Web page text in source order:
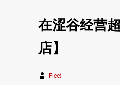
在涩谷经营
店】
Fleet